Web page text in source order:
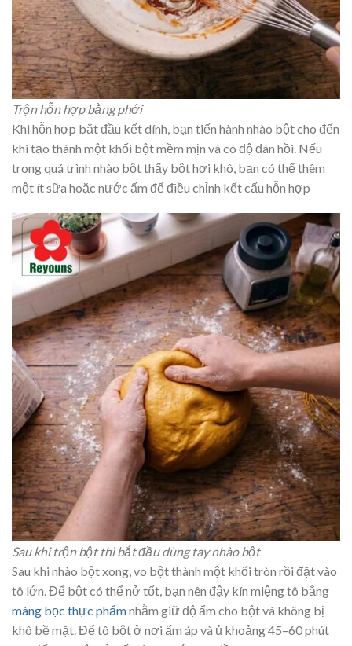
Trộn hỗn hợp bằng phới
Khi hỗn hợp bắt đầu kết dính, bạn tiến hành nhào bột cho đến
khi tạo thành một khối bột mềm mịn và có độ đàn hồi. Nếu
trong quá trình nhào bột thấy bột hơi khô, bạn có thể thêm
một ít sữa hoặc nước ấm để điều chỉnh kết cấu hỗn hợp
Sau khi trộn bột thì bắt đầu dùng tay nhào bột
Sau khi nhào bột xong, vo bột thành một khối tròn rồi đặt vào
tô lớn. Để bột có thể nở tốt, bạn nên đậy kín miệng tô bằng
màng bọc thực phẩmnhằm giữ độ ẩm cho bột và không bị
khô bề mặt. Để tô bột ở nơi ấm áp và ủ khoảng 45–60 phút